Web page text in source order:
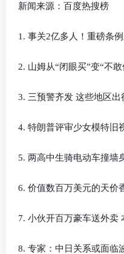
新闻来源：百度热搜榜
1. 事关2亿多人！重磅条
2. 山姆从“闭眼买”变“不敢
3. 三预警齐发 这些地区出
4. 特朗普评审少女模特旧
5. 两高中生骑电动车撞墙
6. 价值数百万美元的天价
7. 小伙开百万豪车送外卖
8. 专家：中日关系或面临